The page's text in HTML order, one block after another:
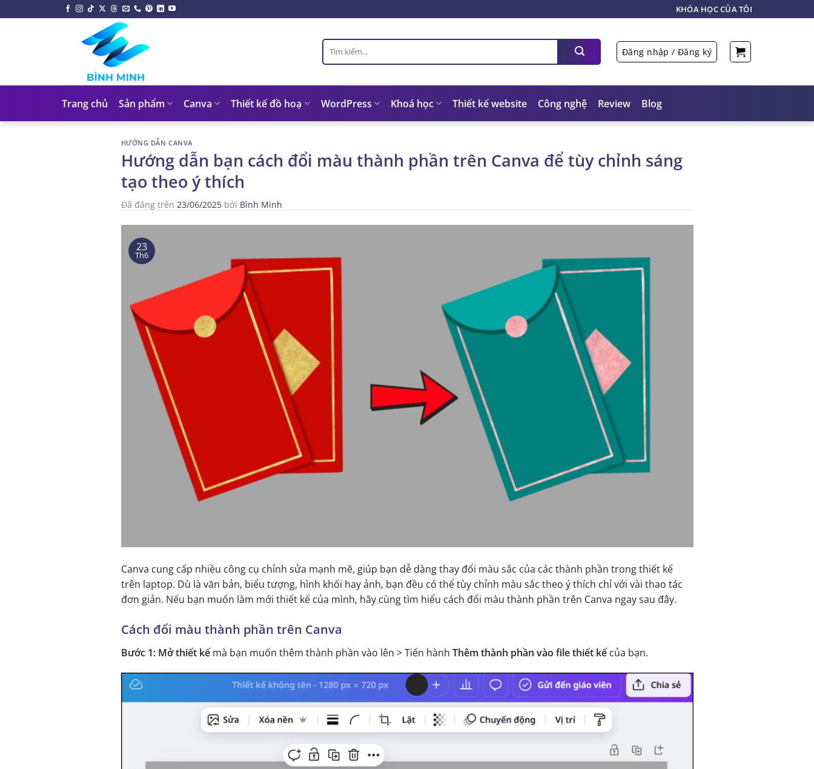
đến
KHÓA HỌC CỦA TÔI
Tìm
kiếm:
Đăng nhập / Đăng ký
Trang chủ Sản phẩm Canva Thiết kế đồ hoạ WordPress Khoá học Thiết kế website Công nghệ Review Blog
HƯỚNG DẪN CANVA
Hướng dẫn bạn cách đổi màu thành phần trên Canva để tùy chỉnh sáng
tạo theo ý thích
Đã đăng trên 23/06/2025 bởi Bình Minh
23
Th6
Canva cung cấp nhiều công cụ chỉnh sửa mạnh mẽ, giúp bạn dễ dàng thay đổi màu sắc của các thành phần trong thiết kế
trên laptop. Dù là văn bản, biểu tượng, hình khối hay ảnh, bạn đều có thể tùy chỉnh màu sắc theo ý thích chỉ với vài thao tác
đơn giản. Nếu bạn muốn làm mới thiết kế của mình, hãy cùng tìm hiểu cách đổi màu thành phần trên Canva ngay sau đây.
Cách đổi màu thành phần trên Canva
Bước 1: Mở thiết kếmà bạn muốn thêm thành phần vào lên > Tiến hành Thêm thành phần vào file thiết kếcủa bạn.